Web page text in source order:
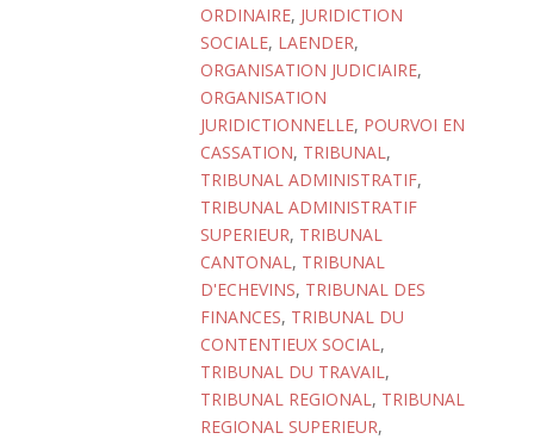
ORDINAIRE, JURIDICTION
SOCIALE, LAENDER,
ORGANISATION JUDICIAIRE,
ORGANISATION
JURIDICTIONNELLE, POURVOI EN
CASSATION, TRIBUNAL,
TRIBUNAL ADMINISTRATIF,
TRIBUNAL ADMINISTRATIF
SUPERIEUR, TRIBUNAL
CANTONAL, TRIBUNAL
D'ECHEVINS, TRIBUNAL DES
FINANCES, TRIBUNAL DU
CONTENTIEUX SOCIAL,
TRIBUNAL DU TRAVAIL,
TRIBUNAL REGIONAL, TRIBUNAL
REGIONAL SUPERIEUR,